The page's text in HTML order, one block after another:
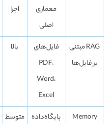
معماری
اصلی
اجرا
RAG مبتنی
بر فایل‌ها
فایل‌های
PDF،
Word،
Excel
بالا
Memory
پایگاه‌داده
متوسط